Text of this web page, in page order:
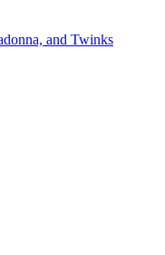
and Twinks